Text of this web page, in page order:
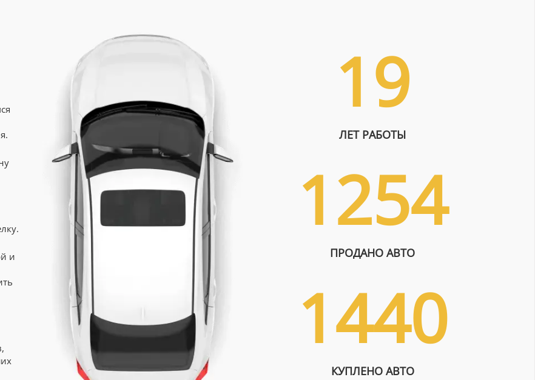
и
19
ЛЕТ РАБОТЫ
1254
ПРОДАНО АВТО
1440
КУПЛЕНО АВТО